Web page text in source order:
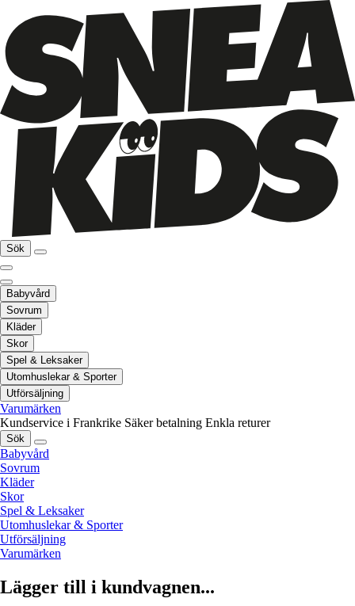
Sök
Babyvård
Sovrum
Kläder
Skor
Spel & Leksaker
Utomhuslekar & Sporter
Utförsäljning
Varumärken
Kundservice i Frankrike Säker betalning Enkla returer
Sök
Babyvård
Sovrum
Kläder
Skor
Spel & Leksaker
Utomhuslekar & Sporter
Utförsäljning
Varumärken
Lägger till i kundvagnen...